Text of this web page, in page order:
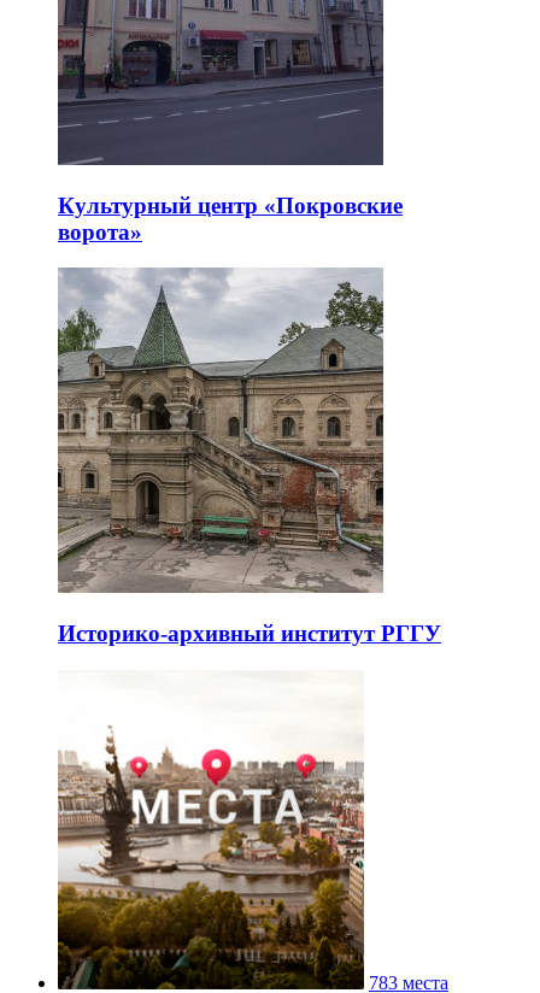
Культурный центр «Покровские
ворота»
Историко-архивный институт РГГУ
783 места